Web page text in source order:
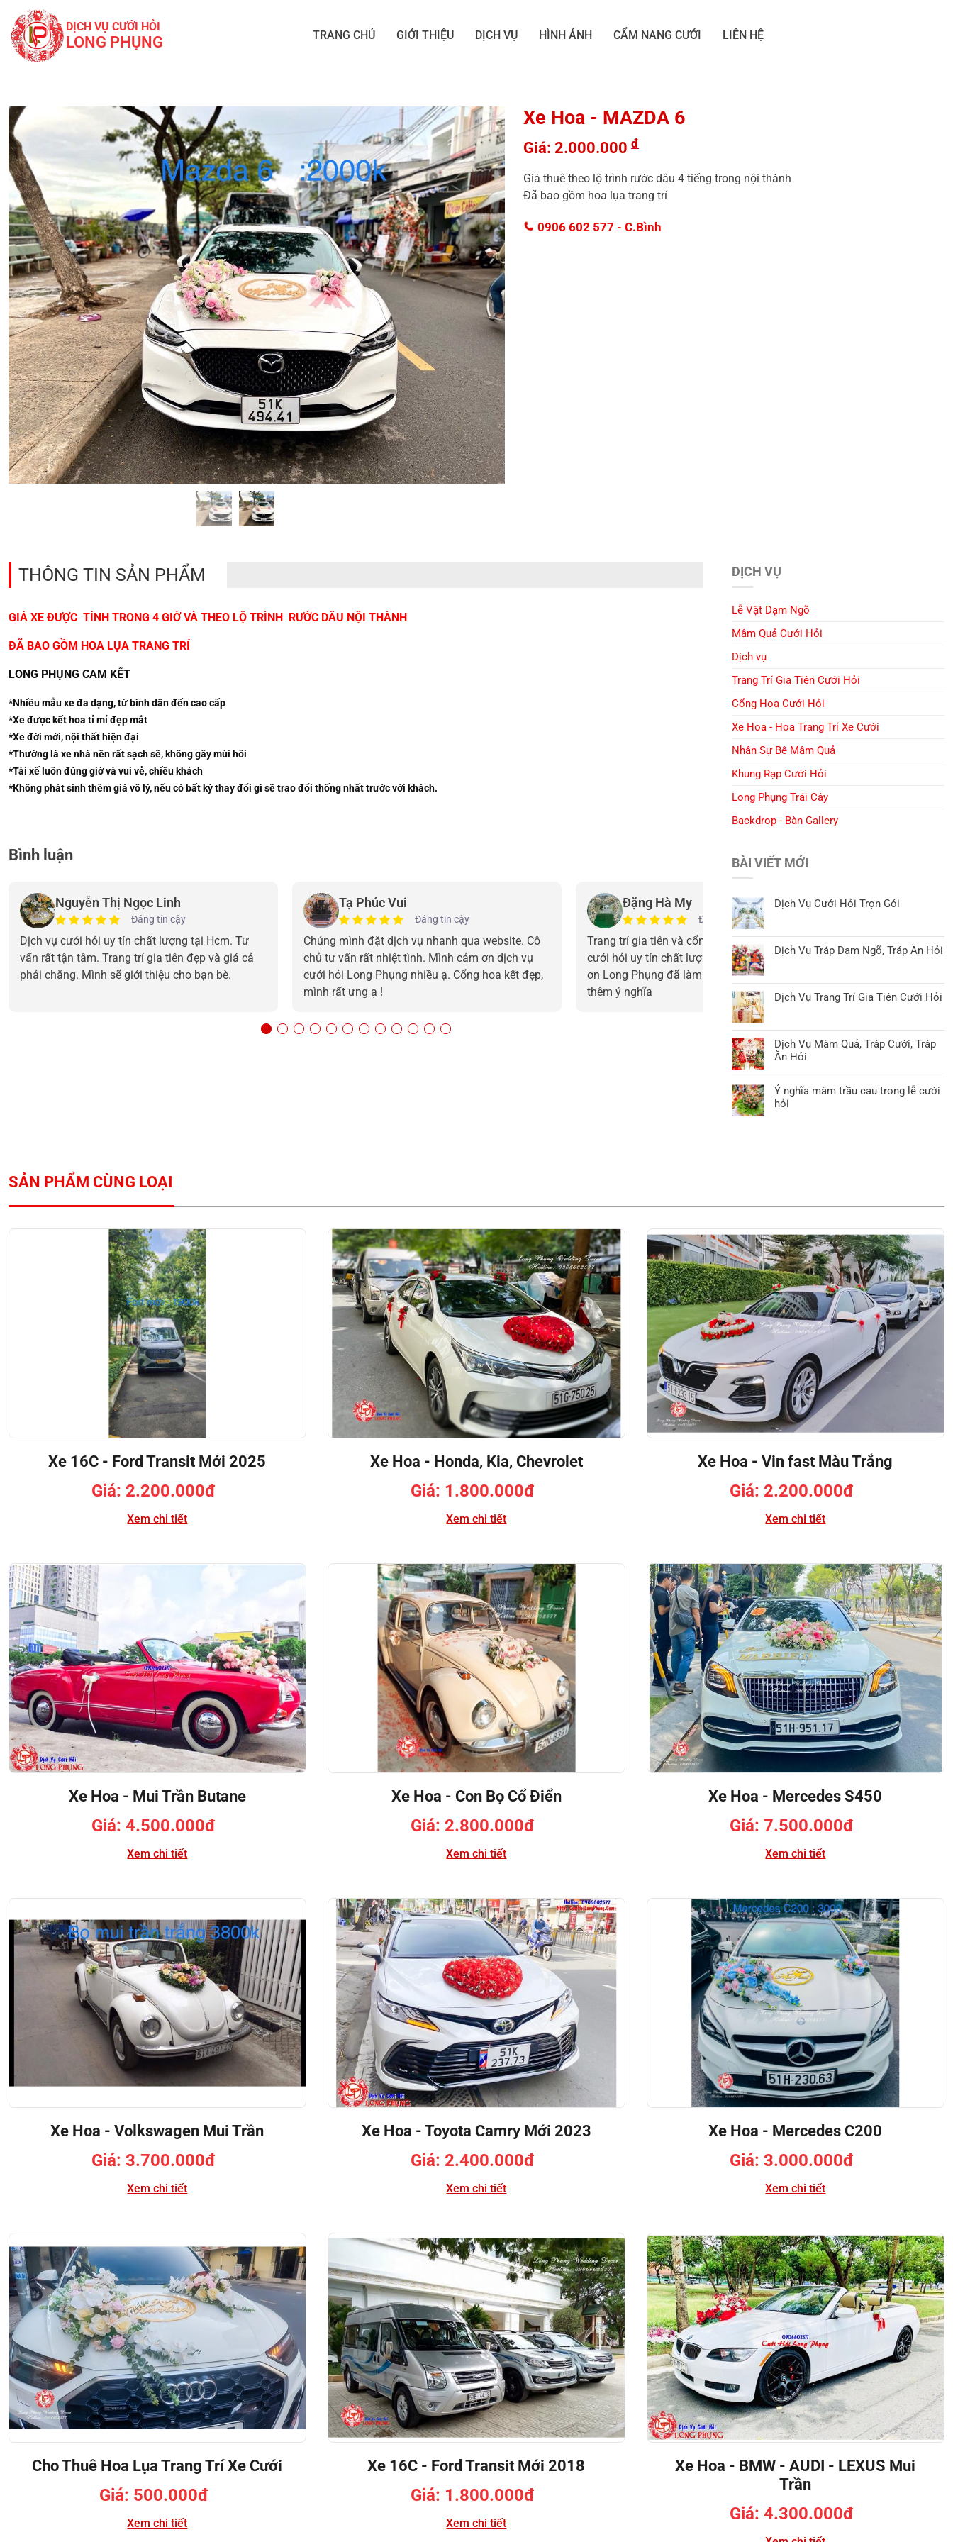
DỊCH VỤ CƯỚI HỎI
LONG PHỤNG TRANG CHỦ GIỚI THIỆU DỊCH VỤ HÌNH ẢNH CẨM NANG CƯỚI LIÊN HỆ
Xe Hoa - MAZDA 6
Giá: 2.000.000 đ
Giá thuê theo lộ trình rước dâu 4 tiếng trong nội thành
Đã bao gồm hoa lụa trang trí
0906 602 577 - C.Bình
DỊCH VỤ
Lễ Vật Dạm Ngõ
Mâm Quả Cưới Hỏi
Dịch vụ
Trang Trí Gia Tiên Cưới Hỏi
Cổng Hoa Cưới Hỏi
Xe Hoa - Hoa Trang Trí Xe Cưới
Nhân Sự Bê Mâm Quả
Khung Rạp Cưới Hỏi
Long Phụng Trái Cây
Backdrop - Bàn Gallery
BÀI VIẾT MỚI
Dịch Vụ Cưới Hỏi Trọn Gói
Dịch Vụ Tráp Dạm Ngõ, Tráp Ăn Hỏi
Dịch Vụ Trang Trí Gia Tiên Cưới Hỏi
Dịch Vụ Mâm Quả, Tráp Cưới, Tráp
Ăn Hỏi
Ý nghĩa mâm trầu cau trong lễ cưới
hỏi
THÔNG TIN SẢN PHẨM
GIÁ XE ĐƯỢC TÍNH TRONG 4 GIỜ VÀ THEO LỘ TRÌNH RƯỚC DÂU NỘI THÀNH
ĐÃ BAO GỒM HOA LỤA TRANG TRÍ
LONG PHỤNG CAM KẾT
*Nhiều mẫu xe đa dạng, từ bình dân đến cao cấp
*Xe được kết hoa tỉ mỉ đẹp mắt
*Xe đời mới, nội thất hiện đại
*Thường là xe nhà nên rất sạch sẽ, không gây mùi hôi
*Tài xế luôn đúng giờ và vui vẻ, chiều khách
*Không phát sinh thêm giá vô lý, nếu có bất kỳ thay đổi gì sẽ trao đổi thống nhất trước với khách.
Bình luận
Nguyễn Thị Ngọc Linh
Đáng tin cậy
Dịch vụ cưới hỏi uy tín chất lượng tại Hcm. Tư
vấn rất tận tâm. Trang trí gia tiên đẹp và giá cả
phải chăng. Mình sẽ giới thiệu cho bạn bè.
Tạ Phúc Vui
Đáng tin cậy
Chúng mình đặt dịch vụ nhanh qua website. Cô
chủ tư vấn rất nhiệt tình. Mình cảm ơn dịch vụ
cưới hỏi Long Phụng nhiều ạ. Cổng hoa kết đẹp,
mình rất ưng ạ !
Đặng Hà My
Đáng tin cậy
Trang trí gia tiên và cổng hoa cưới đẹp, dịch vụ
cưới hỏi uy tín chất lượng. Tư vấn nhiệt tình. Cảm
ơn Long Phụng đã làm nên ngày vui 2 đứa mình
thêm ý nghĩa
Cổng hoa kết
mình lựa chọn.
SẢN PHẨM CÙNG LOẠI
Xe 16C - Ford Transit Mới 2025
Giá: 2.200.000đ
Xem chi tiết
Xe Hoa - Honda, Kia, Chevrolet
Giá: 1.800.000đ
Xem chi tiết
Xe Hoa - Vin fast Màu Trắng
Giá: 2.200.000đ
Xem chi tiết
Xe Hoa - Mui Trần Butane
Giá: 4.500.000đ
Xem chi tiết
Xe Hoa - Con Bọ Cổ Điển
Giá: 2.800.000đ
Xem chi tiết
Xe Hoa - Mercedes S450
Giá: 7.500.000đ
Xem chi tiết
Xe Hoa - Volkswagen Mui Trần
Giá: 3.700.000đ
Xem chi tiết
Xe Hoa - Toyota Camry Mới 2023
Giá: 2.400.000đ
Xem chi tiết
Xe Hoa - Mercedes C200
Giá: 3.000.000đ
Xem chi tiết
Cho Thuê Hoa Lụa Trang Trí Xe Cưới
Giá: 500.000đ
Xem chi tiết
Xe 16C - Ford Transit Mới 2018
Giá: 1.800.000đ
Xem chi tiết
Xe Hoa - BMW - AUDI - LEXUS Mui
Trần
Giá: 4.300.000đ